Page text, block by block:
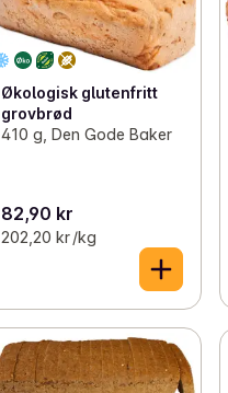
Økologisk glutenfritt
grovbrød
410 g, Den Gode Baker
82,90 kr
202,20 kr /kg